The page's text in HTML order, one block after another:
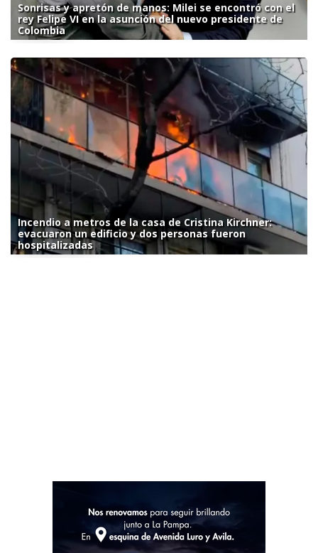
Sonrisas y apretón de manos: Milei se encontró con el
rey Felipe VI en la asunción del nuevo presidente de
Colombia
Incendio a metros de la casa de Cristina Kirchner:
evacuaron un edificio y dos personas fueron
hospitalizadas